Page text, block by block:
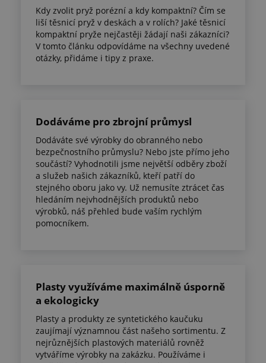
Kdy zvolit pryž porézní a kdy kompaktní? Čím se
liší těsnicí pryž v deskách a v rolích? Jaké těsnicí
kompaktní pryže nejčastěji žádají naši zákazníci?
V tomto článku odpovídáme na všechny uvedené
otázky, přidáme i tipy z praxe.
Dodáváme pro zbrojní průmysl
Dodáváte své výrobky do obranného nebo
bezpečnostního průmyslu? Nebo jste přímo jeho
součástí? Vyhodnotili jsme největší odběry zboží
a služeb našich zákazníků, kteří patří do
stejného oboru jako vy. Už nemusíte ztrácet čas
hledáním nejvhodnějších produktů nebo
výrobků, náš přehled bude vaším rychlým
pomocníkem.
Plasty využíváme maximálně úsporně
a ekologicky
Plasty a produkty ze syntetického kaučuku
zaujímají významnou část našeho sortimentu. Z
nejrůznějších plastových materiálů rovněž
vytváříme výrobky na zakázku. Používáme i